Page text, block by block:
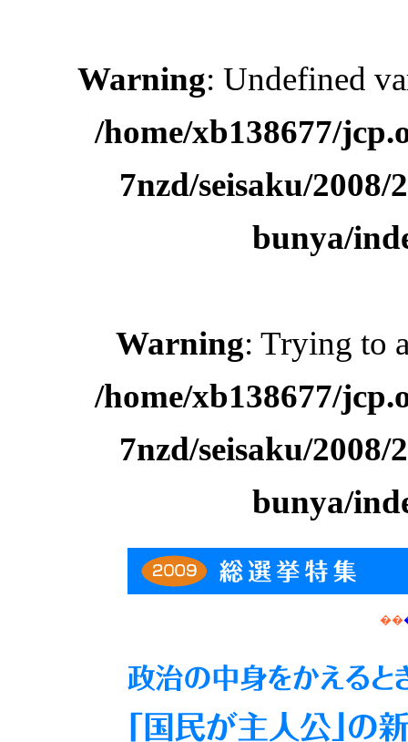
Warning: Undefined
/home/xb138677/
7nzd/seisaku/2008/
bunya/
Warning: Trying to
/home/xb138677/
7nzd/seisaku/2008/
bunya/
��